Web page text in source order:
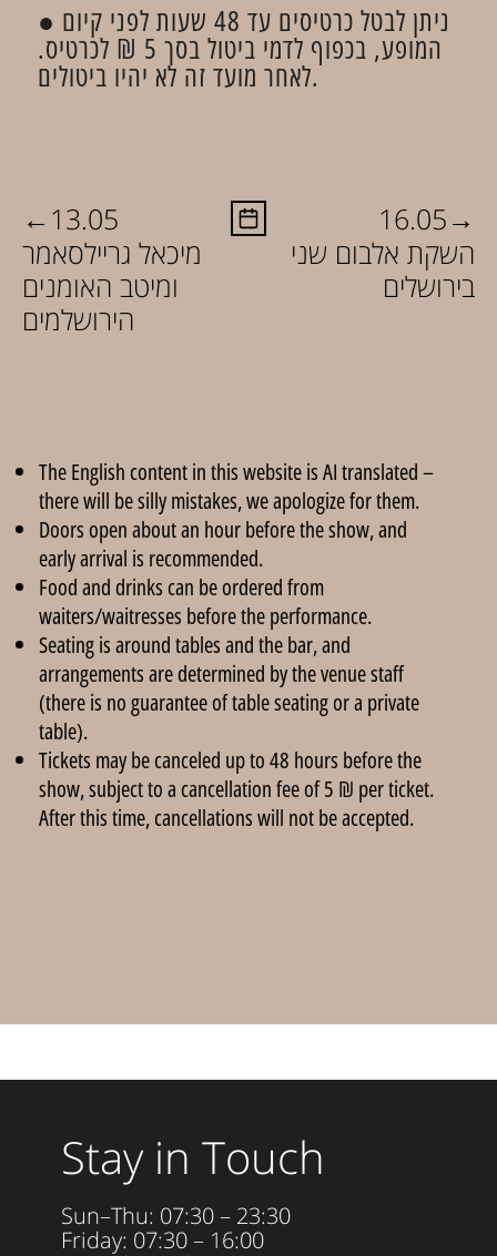
● ניתן לבטל כרטיסים עד 48 שעות לפני קיום
המופע, בכפוף לדמי ביטול בסך 5 ₪ לכרטיס.
לאחר מועד זה לא יהיו ביטולים.
← 13.05
מיכאל גריילסאמר
ומיטב האומנים
הירושלמים
16.05→
השקת אלבום שני
בירושלים
The English content in this website is AI translated –
there will be silly mistakes, we apologize for them.
Doors open about an hour before the show, and
early arrival is recommended.
Food and drinks can be ordered from
waiters/waitresses before the performance.
Seating is around tables and the bar, and
arrangements are determined by the venue staff
(there is no guarantee of table seating or a private
table).
Tickets may be canceled up to 48 hours before the
show, subject to a cancellation fee of 5 ₪ per ticket.
After this time, cancellations will not be accepted.
Stay in Touch
Sun–Thu: 07:30 – 23:30
Friday: 07:30 – 16:00